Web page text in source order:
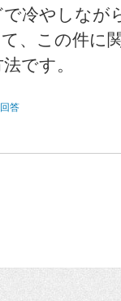
冷やしなが
、この件に
です。
回答